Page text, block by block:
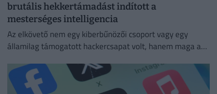
brutális hekkertámadást indított a
mesterséges intelligencia
Az elkövető nem egy kiberbűnözői csoport vagy egy
államilag támogatott hackercsapat volt, hanem maga a